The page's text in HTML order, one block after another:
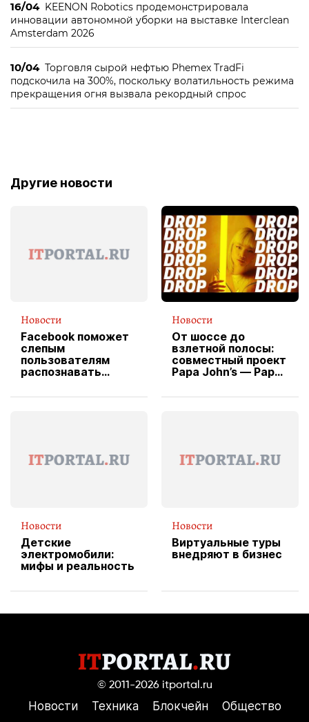
16/04 KEENON Robotics продемонстрировала
инновации автономной уборки на выставке Interclean
Amsterdam 2026
10/04 Торговля сырой нефтью Phemex TradFi
подскочила на 300%, поскольку волатильность режима
прекращения огня вызвала рекордный спрос
Другие новости
Новости
Facebook поможет
слепым
пользователям
распознавать
Новости
От шоссе до
взлетной полосы:
совместный проект
Papa John’s — Papa
вводит
Новости
Детские
электромобили:
мифы и реальность
Новости
Виртуальные туры
внедряют в бизнес
© 2011-2026 itportal.ru
Новости Техника Блокчейн Общество